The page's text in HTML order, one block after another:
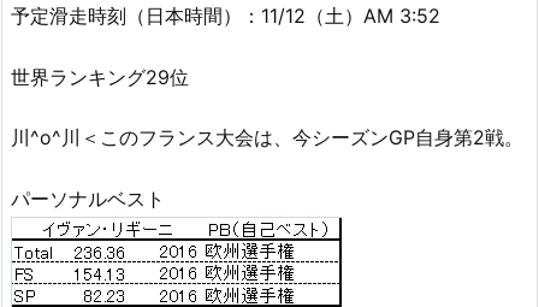
予定滑走時刻（日本時間）：11/12（土）AM 3:52
世界ランキング29位
川^o^川＜このフランス大会は、今シーズンGP自身第2戦。
パーソナルベスト